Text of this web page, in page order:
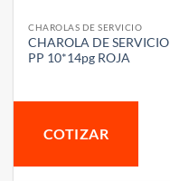
CHAROLAS DE SERVICIO
CHAROLA DE SERVICIO
PP 10*14pg ROJA
COTIZAR